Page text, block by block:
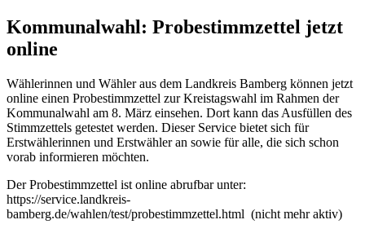
Kommunalwahl: Probestimmzettel jetzt
online
Wählerinnen und Wähler aus dem Landkreis Bamberg können jetzt
online einen Probestimmzettel zur Kreistagswahl im Rahmen der
Kommunalwahl am 8. März einsehen. Dort kann das Ausfüllen des
Stimmzettels getestet werden. Dieser Service bietet sich für
Erstwählerinnen und Erstwähler an sowie für alle, die sich schon
vorab informieren möchten.
Der Probestimmzettel ist online abrufbar unter:
https://service.landkreis-
bamberg.de/wahlen/test/probestimmzettel.html (nicht mehr aktiv)